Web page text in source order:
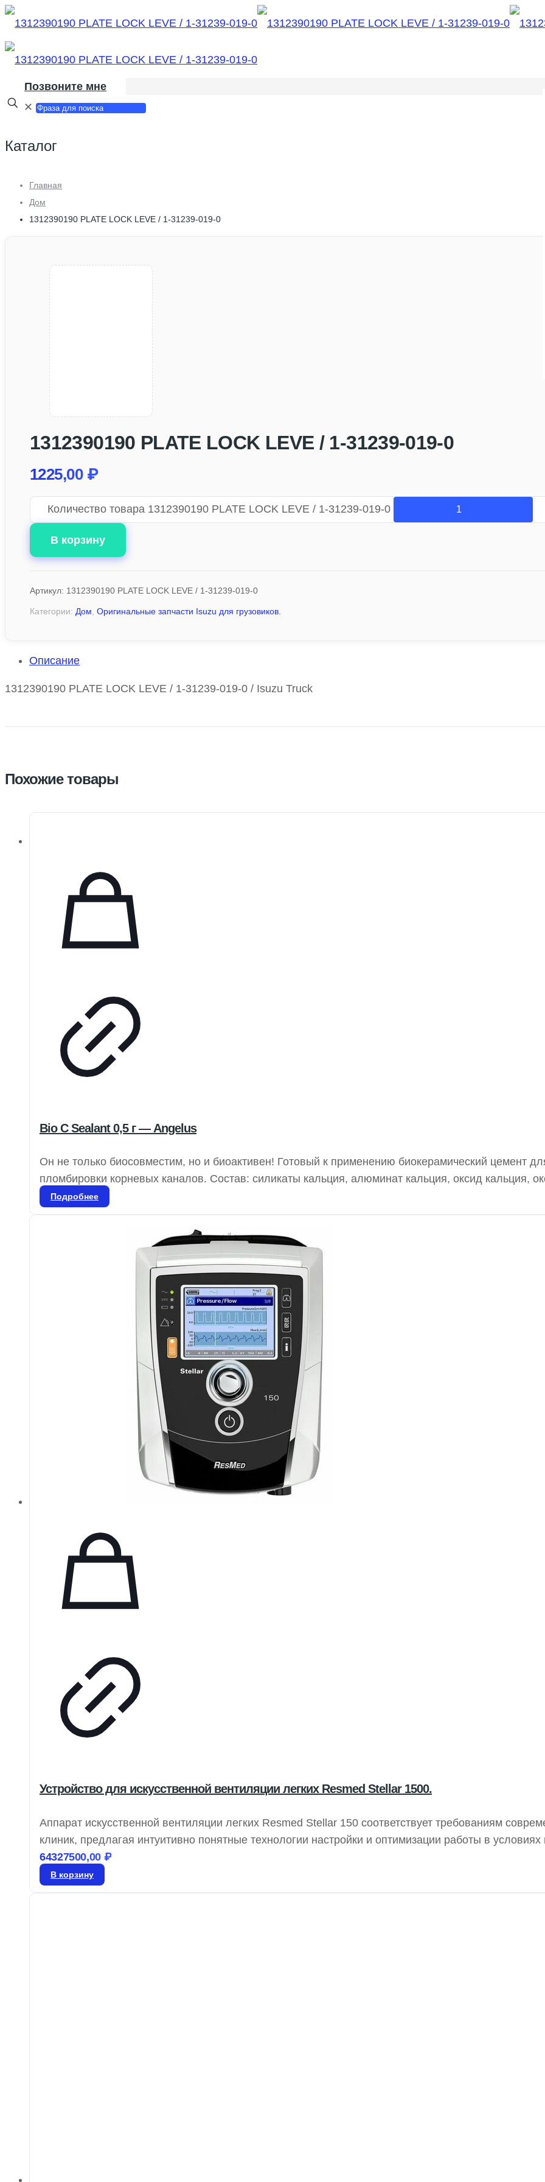
Позвоните мне
✕
Каталог
Главная
Дом
1312390190 PLATE LOCK LEVE / 1-31239-019-0
1312390190 PLATE LOCK LEVE / 1-31239-019-0
1225,00 ₽
Количество товара 1312390190 PLATE LOCK LEVE / 1-31239-019-0
В корзину
Артикул: 1312390190 PLATE LOCK LEVE / 1-31239-019-0
Категории: Дом, Оригинальные запчасти Isuzu для грузовиков.
Описание
1312390190 PLATE LOCK LEVE / 1-31239-019-0 / Isuzu Truck
Похожие товары
Bio C Sealant 0,5 г — Angelus
Он не только биосовместим, но и биоактивен! Готовый к применению биокерамический цемент
пломбировки корневых каналов. Состав: силикаты кальция, алюминат кальция, оксид кальция,
циркония, оксид железа, диоксид кремния и диспергирующий агент. Bio-C Sealer — бессмольный
Подробнее
Устройство для искусственной вентиляции легких Resmed Stellar 1500.
Аппарат искусственной вентиляции легких Resmed Stellar 150 соответствует требованиям
клиник, предлагая интуитивно понятные технологии настройки и оптимизации работы в условиях
нагрузки. Stellar предоставляет эффективную вентиляцию для разнообразных пациентов,
респираторные потребности и позволяя им оставаться мобильными.
64327500,00 ₽
В корзину